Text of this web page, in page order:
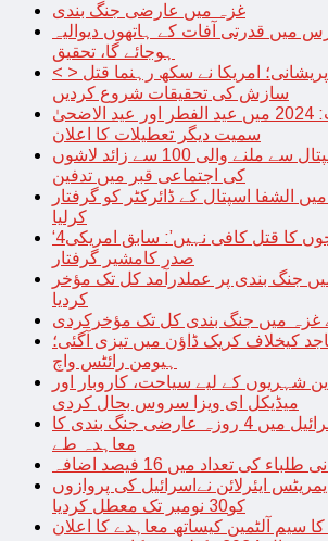
غزہ میں عارضی جنگ بندی
110 برس میں قدرتی آفات کے ہاتھوں دیوالیہ
ہوجائے گا، تحقیق
< > مودی کیلیے نئی پریشانی؛ امریکا نے سکھ رہنما قتل
سازش کی تحقیقات شروع کردیں
متحدہ عرب امارات: 2024 میں عید الفطر اور عید الاضحیٰ
سمیت دیگر تعطیلات کا اعلان
غزہ کے الشفاء اسپتال سے ملنے والی 100 سے زائد لاشوں
کی اجتماعی قبر میں تدفین
الشفا اسپتال کے ڈائرکٹر کو گرفتار
کرلیا
‘4ہزار فلسطینی بچوں کا قتل کافی نہیں’: سابق امریکی
صدر کامشیر گرفتار
جنگ بندی پر عملدرآمد کل تک مؤخر
کردیا
غزہ میں جنگ بندی کل تک مؤخرکردی
کیخلاف کریک ڈاؤن میں تیزی آگئی؛
ہیومن رائٹس واچ
شہریوں کے لیے سیاحت، کاروبار اور
میڈیکل ای ویزا سروس بحال کردی
حماس اور اسرائیل میں 4 روزہ عارضی جنگ بندی کا
معاہدہ طے
کی تعداد میں 16 فیصد اضافہ
ایئرلائن نےاسرائیل کی پروازوں
کو30 نومبر تک معطل کردیا
کا سیم آلٹمین کیساتھ معاہدے کا اعلان